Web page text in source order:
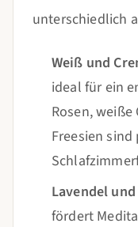
unterschiedlich
Weiß und
ideal für ein
Rosen,
Freesien
Lavendel
fördert